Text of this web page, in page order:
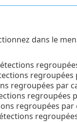
dans le
regroupées
regroupées par
regroupées
regroupées par